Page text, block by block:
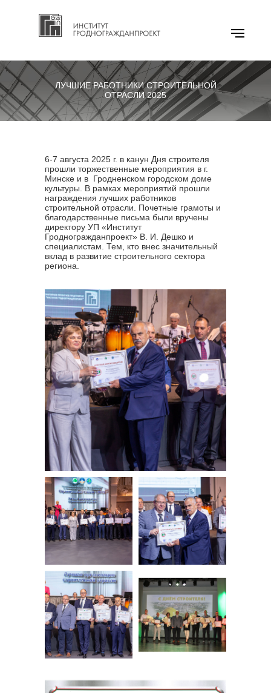
ЛУЧШИЕ РАБОТНИКИ СТРОИТЕЛЬНОЙ
ОТРАСЛИ 2025
6-7 августа 2025 г. в канун Дня строителя
прошли торжественные мероприятия в г.
Минске и в Гродненском городском доме
культуры. В рамках мероприятий прошли
награждения лучших работников
строительной отрасли. Почетные грамоты и
благодарственные письма были вручены
директору УП «Институт
Гродногражданпроект» В. И. Дешко и
специалистам. Тем, кто внес значительный
вклад в развитие строительного сектора
региона.